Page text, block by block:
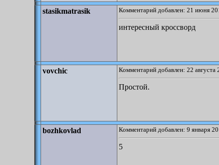
stasikmatrasik Комментарий добавлен: 21 июня
интересный кроссворд
vovchic Комментарий добавлен: 22 августа
Простой.
bozhkovlad Комментарий добавлен: 9 января
5